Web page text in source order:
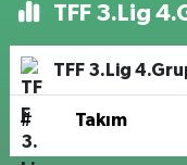
TFF 3.Lig
TFF 3.Lig
# Takım